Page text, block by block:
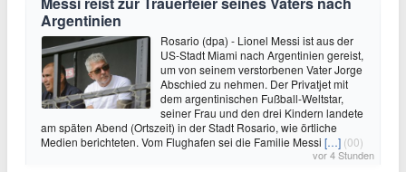
Argentinien
Rosario (dpa) - Lionel Messi ist aus der
US-Stadt Miami nach Argentinien gereist,
um von seinem verstorbenen Vater Jorge
Abschied zu nehmen. Der Privatjet mit
dem argentinischen Fußball-Weltstar,
seiner Frau und den drei Kindern landete
am späten Abend (Ortszeit) in der Stadt Rosario, wie örtliche
Medien berichteten. Vom Flughafen sei die Familie Messi […] (00)
vor 4 Stunden